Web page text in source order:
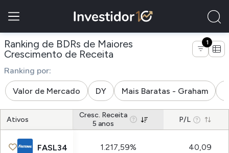
Ranking de BDRs de Maiores
Crescimento de Receita de empresas da
1
Ranking por:
Valor de Mercado DY Mais Baratas - Graham
Ativos
Cresc. Receita
5 anos
P/L
FASL34 1.217,59% 40,09